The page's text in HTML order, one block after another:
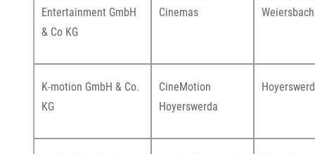
Entertainment GmbH
& Co KG
Cinemas
Weiersbach
K-motion GmbH & Co.
KG
CineMotion
Hoyerswerda